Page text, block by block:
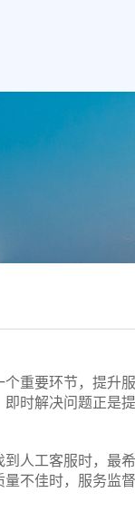
重要环节，提升
时解决问题正是
人工客服时，最
不佳时，服务监